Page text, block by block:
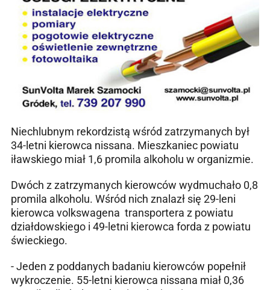
Niechlubnym rekordzistą wśród zatrzymanych był
34-letni kierowca nissana. Mieszkaniec powiatu
iławskiego miał 1,6 promila alkoholu w organizmie.
Dwóch z zatrzymanych kierowców wydmuchało 0,8
promila alkoholu. Wśród nich znalazł się 29-leni
kierowca volkswagena transportera z powiatu
działdowskiego i 49-letni kierowca forda z powiatu
świeckiego.
- Jeden z poddanych badaniu kierowców popełnił
wykroczenie. 55-letni kierowca nissana miał 0,36